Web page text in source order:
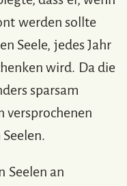
werden sollte
Seele, jedes Jahr
wird. Da die
sparsam
versprochenen
Seelen an